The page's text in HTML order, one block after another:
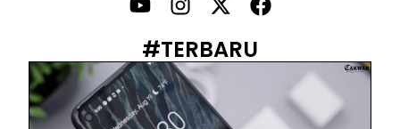
Febrie Adriansyah Ditahan, Mengapa Tanpa Rompi Pink? Ini Penjelasan dan Faktanya
#TERBARU